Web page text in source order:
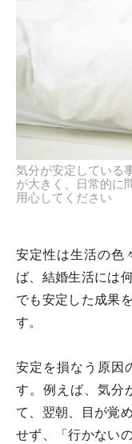
気分が安定している
が大きく、日常的に
用心してください
安定性は生活の色
ば、結婚生活には
でも安定した成果
す。
安定を損なう原因
す。例えば、気分
て、翌朝、目が覚
せず、「行かない